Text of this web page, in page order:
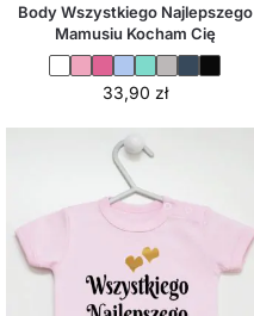
Body Wszystkiego Najlepszego
Mamusiu Kocham Cię
33,90 zł